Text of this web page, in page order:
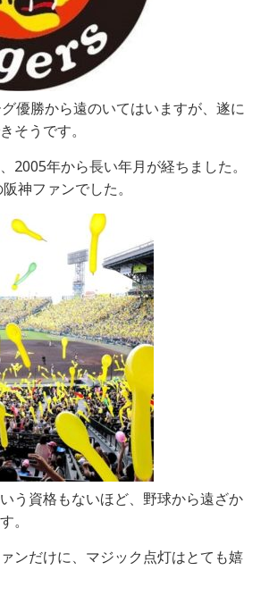
優勝から遠のいてはいますが、遂に
そうです。
2005年から長い年月が経ちました。
神ファンでした。
う資格もないほど、野球から遠ざか
。
ンだけに、マジック点灯はとても嬉